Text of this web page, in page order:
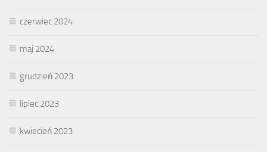
czerwiec 2024
maj 2024
grudzień 2023
lipiec 2023
kwiecień 2023